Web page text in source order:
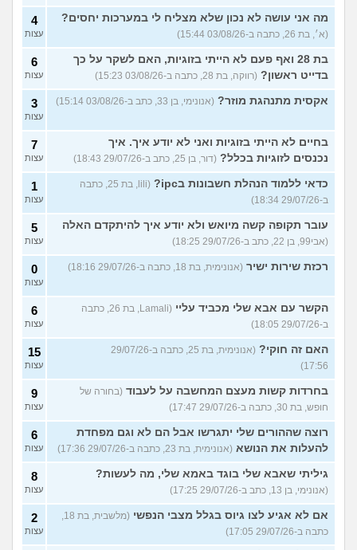
מה אני עושה לא נכון שלא מצליח לי במערכות יחסים?
(א׳, בת 26, כתבה ב-03/08/26 15:44)
4
עצות
בת 28 ואף פעם לא הייתי בזוגיות, האם לשקר על כך
בדייט ראשון? (רווקה, בת 28, כתבה ב-03/08/26 15:23)
6
עצות
אקסית מתנהגת מוזר? (אנונימי, בן 33, כתב ב-03/08/26 15:14) 3
עצות
בחיים לא הייתי בזוגיות ואני לא יודע איך. איך
נכנסים לזוגיות בכלל? (דור, בן 25, כתב ב-29/07/26 18:43)
7
עצות
כדאי ללמוד הנהלת חשבונות בipc?
(lili, בת 25, כתבה
ב-29/07/26 18:34)
1
עצות
עובר תקופה קשה מיואש ולא יודע איך להיתקדם האלה
(אבי99, בן 22, כתב ב-29/07/26 18:25)
5
עצות
רכזת שירות ישיר (אנונימית, בת 18, כתבה ב-29/07/26 18:16) 0
עצות
הקשר עם אבא שלי מכביד עליי
(Lamali, בת 26, כתבה
ב-29/07/26 18:05)
6
עצות
האם זה חוקי?
(אנונימית, בת 25, כתבה ב-29/07/26
17:56)
15
עצות
בחרדות קשות מעצם המחשבה על לעבוד (בחורה של
חופש, בת 30, כתבה ב-29/07/26 17:47)
9
עצות
רוצה שההורים שלי יתגרשו אבל הם לא וגם מפחדת
להעלות את הנושא (אנונימית, בת 23, כתבה ב-29/07/26 17:36)
6
עצות
גיליתי שאבא שלי בוגד באמא שלי, מה לעשות?
(אנונימי, בן 13, כתב ב-29/07/26 17:25)
8
עצות
אם לא אגיע לצו גיוס בגלל מצבי הנפשי
(מלשבית, בת 18,
כתבה ב-29/07/26 17:05)
2
עצות